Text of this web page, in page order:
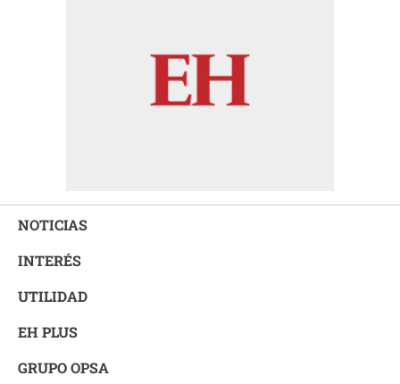
NOTICIAS
INTERÉS
UTILIDAD
EH PLUS
GRUPO OPSA